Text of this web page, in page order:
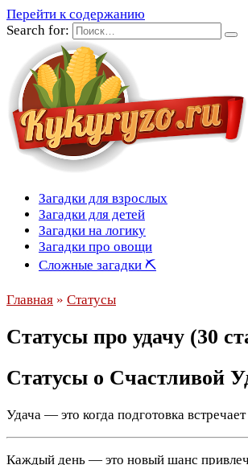
Перейти к содержанию
Search for:
Загадки для взрослых
Загадки для детей
Загадки на логику
Загадки про овощи
Сложные загадки ⛏
Главная » Статусы
Статусы про удачу (30
Статусы о Счастливой
Удача — это когда подготовка
Каждый день — это новый шанс